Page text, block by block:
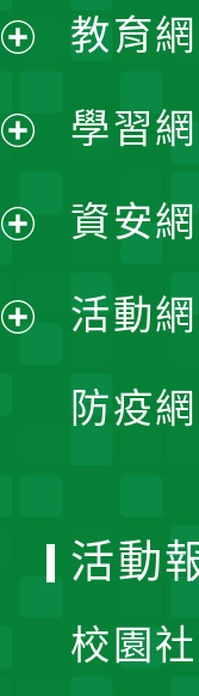
選
單
開
選
單
開
選
單
開
選
開
教育
學習
資安
活動
防疫
活動
校園